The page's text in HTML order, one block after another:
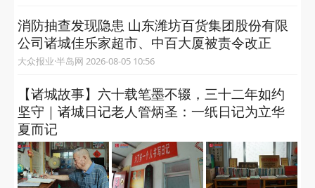
消防抽查发现隐患 山东潍坊百货集团股份有限
公司诸城佳乐家超市、中百大厦被责令改正
大众报业·半岛网 2026-08-05 10:56
【诸城故事】六十载笔墨不辍，三十二年如约
坚守｜诸城日记老人管炳圣：一纸日记为立华
夏而记